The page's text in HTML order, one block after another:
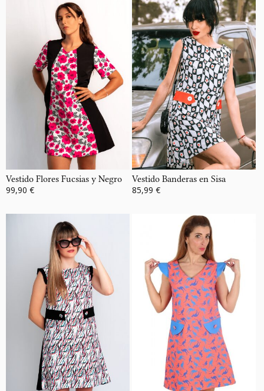
Vestido Flores Fucsias y Negro
99,90 €
Vestido Banderas en Sisa
85,99 €